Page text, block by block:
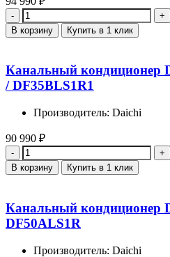
Количество
В корзину Купить в 1 клик
Канальный кондиционер
/ DF35BLS1R1
Производитель: Daichi
90 990 ₽
Количество
В корзину Купить в 1 клик
Канальный кондиционер
DF50ALS1R
Производитель: Daichi